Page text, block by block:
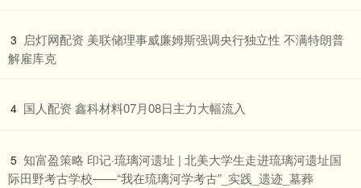
3 ​启灯网配资 美联储理事威廉姆斯强调央行独立性 不满特朗普
解雇库克
4 ​国人配资 鑫科材料07月08日主力大幅流入
5 ​知富盈策略 印记·琉璃河遗址 | 北美大学生走进琉璃河遗址国
际田野考古学校——“我在琉璃河学考古”_实践_遗迹_墓葬